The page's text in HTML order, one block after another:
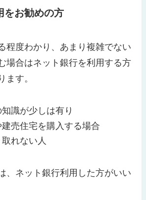
をお勧めの方
程度わかり、あまり複雑でない
場合はネット銀行を利用する方
ます。
識が少しは有り
売住宅を購入する場合
れない人
、ネット銀行利用した方がいい